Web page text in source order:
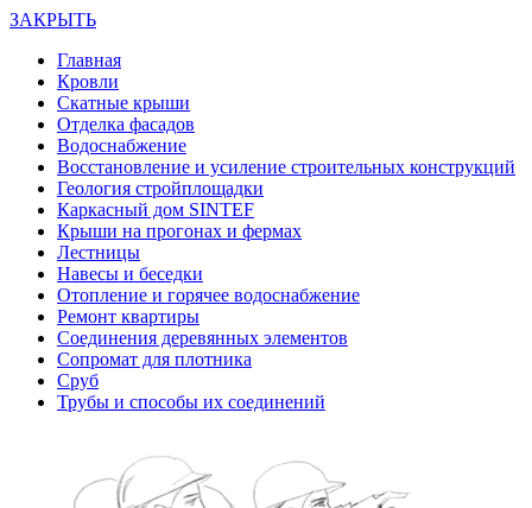
ЗАКРЫТЬ
Главная
Кровли
Скатные крыши
Отделка фасадов
Водоснабжение
Восстановление и усиление строительных конструкций
Геология стройплощадки
Каркасный дом SINTEF
Крыши на прогонах и фермах
Лестницы
Навесы и беседки
Отопление и горячее водоснабжение
Ремонт квартиры
Соединения деревянных элементов
Сопромат для плотника
Сруб
Трубы и способы их соединений